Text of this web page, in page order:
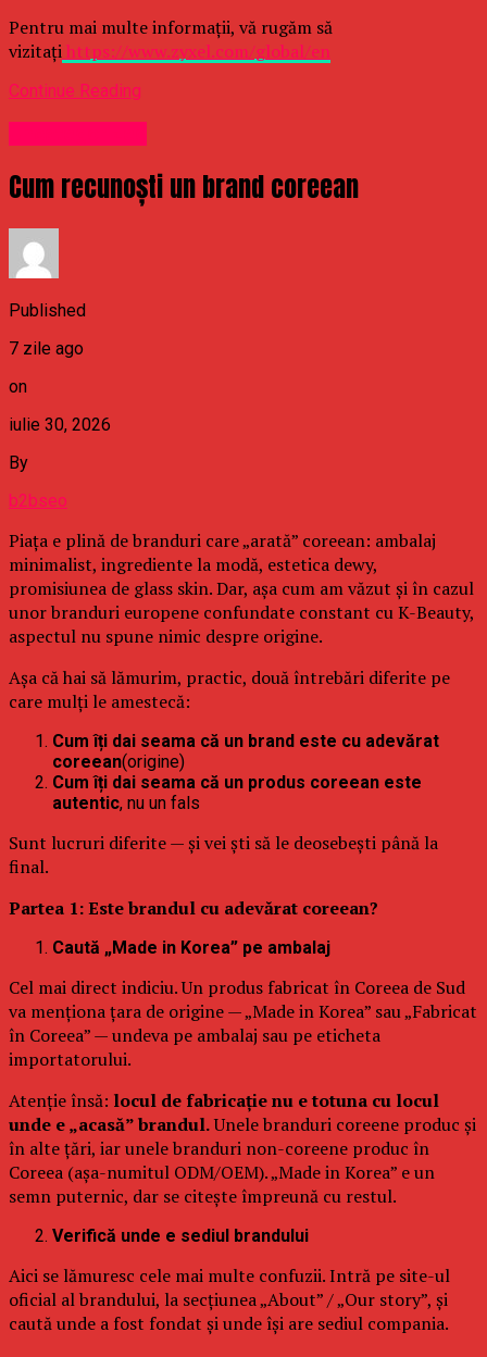
Pentru mai multe informații, vă rugăm să
vizitațihttps://www.zyxel.com/global/en
Continue Reading
Cum recunoști un brand coreean
Published
7 zile ago
on
iulie 30, 2026
By
b2bseo
Piața e plină de branduri care „arată” coreean: ambalaj
minimalist, ingrediente la modă, estetica dewy,
promisiunea de glass skin. Dar, așa cum am văzut și în cazul
unor branduri europene confundate constant cu K-Beauty,
aspectul nu spune nimic despre origine.
Așa că hai să lămurim, practic, două întrebări diferite pe
care mulți le amestecă:
Cum îți dai seama că un brand este cu adevărat
coreean(origine)
Cum îți dai seama că un produs coreean este
autentic, nu un fals
Sunt lucruri diferite — și vei ști să le deosebești până la
final.
Partea 1: Este brandul cu adevărat coreean?
Caută „Made in Korea” pe ambalaj
Cel mai direct indiciu. Un produs fabricat în Coreea de Sud
va menționa țara de origine — „Made in Korea” sau „Fabricat
în Coreea” — undeva pe ambalaj sau pe eticheta
importatorului.
Atenție însă: locul de fabricație nu e totuna cu locul
unde e „acasă” brandul.Unele branduri coreene produc și
în alte țări, iar unele branduri non-coreene produc în
Coreea (așa-numitul ODM/OEM). „Made in Korea” e un
semn puternic, dar se citește împreună cu restul.
Verifică unde e sediul brandului
Aici se lămuresc cele mai multe confuzii. Intră pe site-ul
oficial al brandului, la secțiunea „About” / „Our story”, și
caută unde a fost fondat și unde își are sediul compania.